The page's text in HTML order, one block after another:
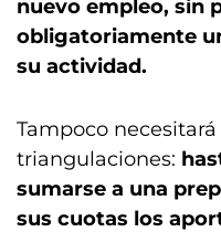
nuevo empleo, sin
obligatoriamente
su actividad.
Tampoco
triangulaciones:
sumarse a una
sus cuotas los